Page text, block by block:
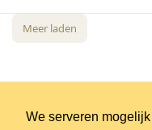
We serveren
Meer laden